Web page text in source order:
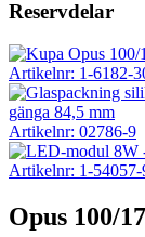
Reservdelar
Artikelnr: 1-6182-
gänga 84,5 mm
Artikelnr: 02786-9
Artikelnr: 1-54057-
Opus 100/